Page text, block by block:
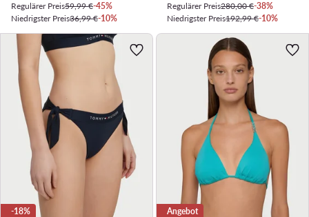
Regulärer Preis59,99 €-45%
Niedrigster Preis36,99 €-10%
Regulärer Preis280,00 €-38%
Niedrigster Preis192,99 €-10%
-18% Angebot